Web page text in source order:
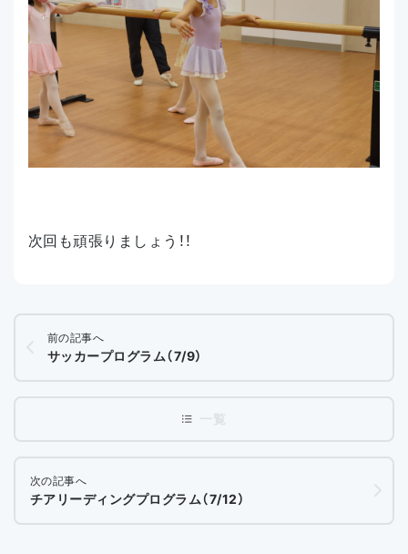
次回も頑張りましょう！！
前の記事へ
サッカープログラム（7/9）
次の記事へ
チアリーディングプログラム（7/12）